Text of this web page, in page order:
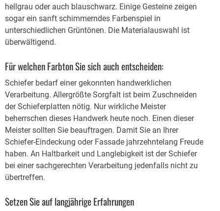
hellgrau oder auch blauschwarz. Einige Gesteine zeigen
sogar ein sanft schimmerndes Farbenspiel in
unterschiedlichen Grüntönen. Die Materialauswahl ist
überwältigend.
Für welchen Farbton Sie sich auch entscheiden:
Schiefer bedarf einer gekonnten handwerklichen
Verarbeitung. Allergrößte Sorgfalt ist beim Zuschneiden
der Schieferplatten nötig. Nur wirkliche Meister
beherrschen dieses Handwerk heute noch. Einen dieser
Meister sollten Sie beauftragen. Damit Sie an Ihrer
Schiefer-Eindeckung oder Fassade jahrzehntelang Freude
haben. An Haltbarkeit und Langlebigkeit ist der Schiefer
bei einer sachgerechten Verarbeitung jedenfalls nicht zu
übertreffen.
Setzen Sie auf langjährige Erfahrungen